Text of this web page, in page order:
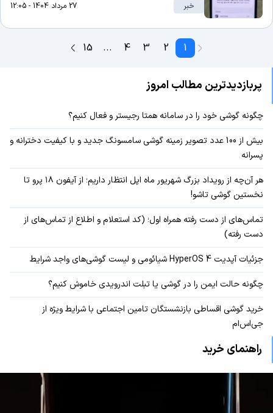
خبر 27 مرداد 1404 - 12:05
پربازدیدترین مطالب امروز
چگونه گوشی خود را در سامانه همتا رجیستر و فعال کنیم؟
بیش از 100 عدد تصویر زمینه گوشی سامسونگ جدید و با کیفیت دخترانه و
پسرانه
هر آن‌چه از رویداد بزرگ شهریور ماه اپل انتظار داریم؛ از آیفون ۱۸ پرو تا
نخستین گوشی تاشو!
تماس‌های از دست رفته همراه اول؛ (کد استعلام و اطلاع از تماس‌های از
دست رفته)
جزئیات آپدیت HyperOS 4 شیائومی و لیست گوشی‌های واجد شرایط
چگونه حالت ایمن را در گوشی یا تبلت اندرویدی خاموش کنیم؟
خرید گوشی اقساطی بازنشستگان تامین اجتماعی با شرایط ویژه از
جی‌اس‌ام
راهنمای خرید
1
2
3
4
...
15